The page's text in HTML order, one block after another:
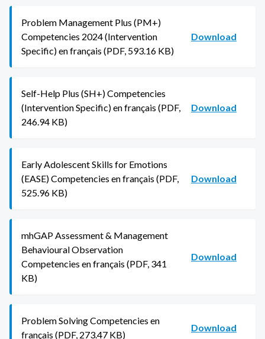
Problem Management Plus (PM+)
Competencies 2024 (Intervention
Specific) en français (PDF, 593.16 KB)
Download
Self-Help Plus (SH+) Competencies
(Intervention Specific) en français (PDF,
246.94 KB)
Download
Early Adolescent Skills for Emotions
(EASE) Competencies en français (PDF,
525.96 KB)
Download
mhGAP Assessment & Management
Behavioural Observation
Competencies en français (PDF, 341
KB)
Download
Problem Solving Competencies en
français (PDF, 273.47 KB)
Download